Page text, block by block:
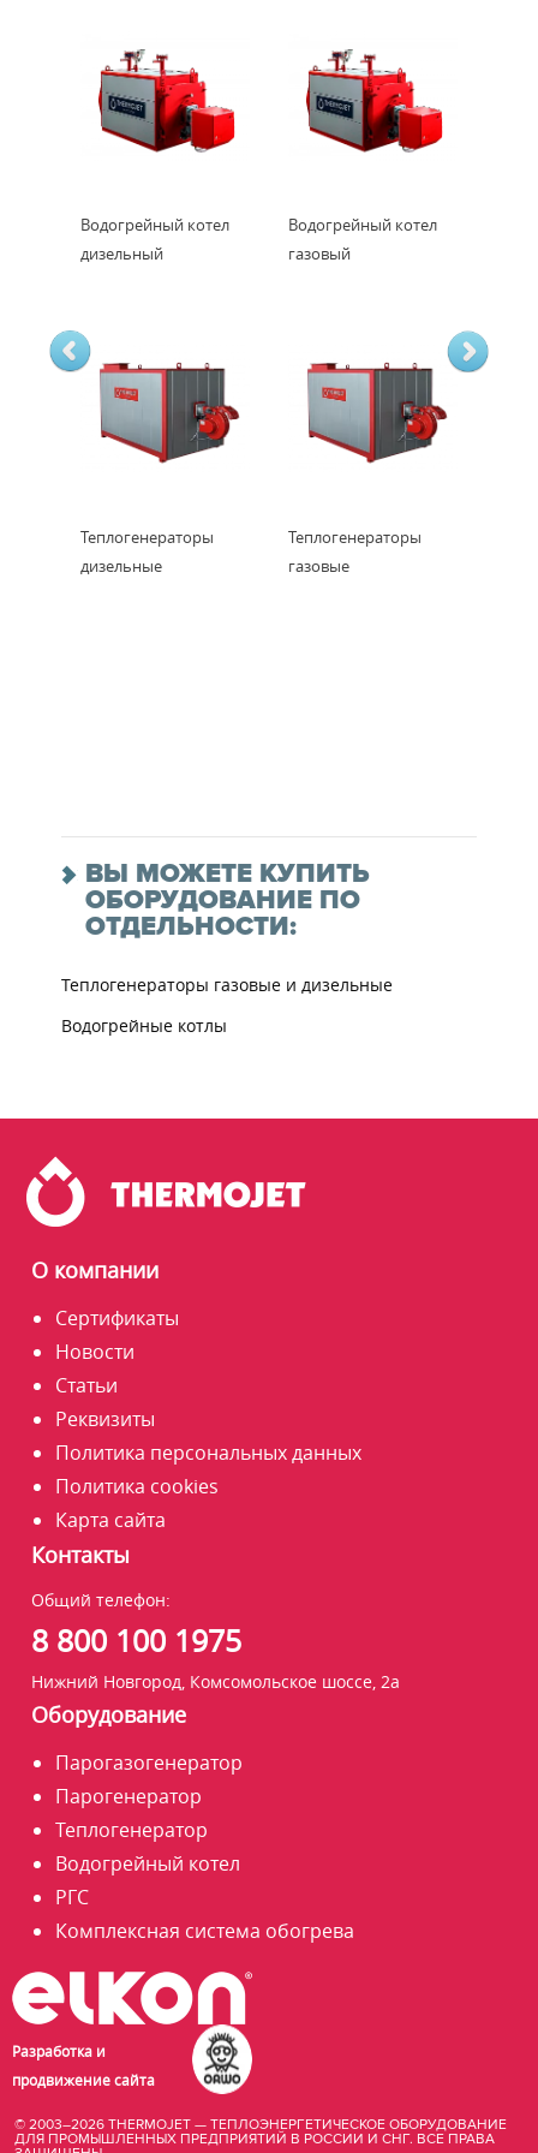
Водогрейный котел
дизельный
Водогрейный котел
газовый
Теплогенераторы
дизельные
Теплогенераторы
газовые
ВЫ МОЖЕТЕ КУПИТЬ
ОБОРУДОВАНИЕ ПО
ОТДЕЛЬНОСТИ:
Теплогенераторы газовые и дизельные
Водогрейные котлы
О компании
Сертификаты
Новости
Статьи
Реквизиты
Политика персональных данных
Политика cookies
Карта сайта
Контакты
Общий телефон:
8 800 100 1975
Нижний Новгород, Комсомольское шоссе, 2а
Оборудование
Парогазогенератор
Парогенератор
Теплогенератор
Водогрейный котел
РГС
Комплексная система обогрева
Разработка и
продвижение сайта
© 2003–2026 THERMOJET — ТЕПЛОЭНЕРГЕТИЧЕСКОЕ ОБОРУДОВАНИЕ
ДЛЯ ПРОМЫШЛЕННЫХ ПРЕДПРИЯТИЙ В РОССИИ И СНГ. ВСЕ ПРАВА